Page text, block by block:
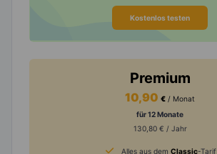
Kostenlos testen
Premium
10,90 € / Monat
für 12 Monate
130,80 € / Jahr
Alles aus dem Classic-Tarif